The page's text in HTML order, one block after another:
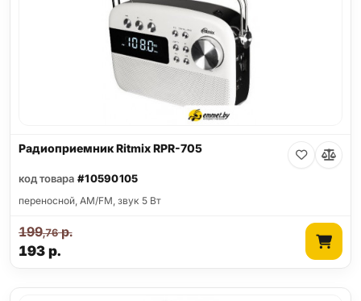
Радиоприемник Ritmix RPR-705
код товара #10590105
переносной, AM/FM, звук 5 Вт
193р.
199,76р.